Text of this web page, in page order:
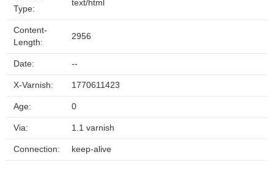
Type:
text/html
Content-
Length:
2956
Date: --
X-Varnish: 1770611423
Age: 0
Via: 1.1 varnish
Connection: keep-alive